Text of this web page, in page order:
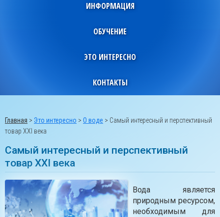
ИНФОРМАЦИЯ
ОБУЧЕНИЕ
ЭТО ИНТЕРЕСНО
КОНТАКТЫ
Главная > Это интересно > О воде > Самый интересный и перспективный
товар XXI века
Самый интересный и перспективный
товар XXI века
Вода является
природным ресурсом,
необходимым для